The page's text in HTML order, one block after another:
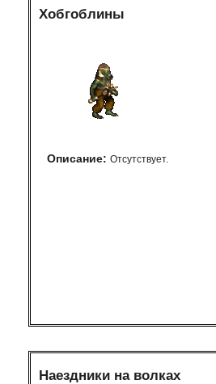
Хобгоблины
Описание: Отсутствует.
Наездники на волках